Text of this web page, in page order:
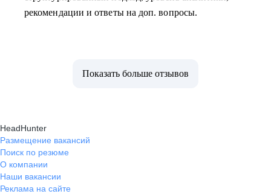
рекомендации и ответы на доп. вопросы.
Показать больше отзывов
HeadHunter
Размещение вакансий
Поиск по резюме
О компании
Наши вакансии
Реклама на сайте